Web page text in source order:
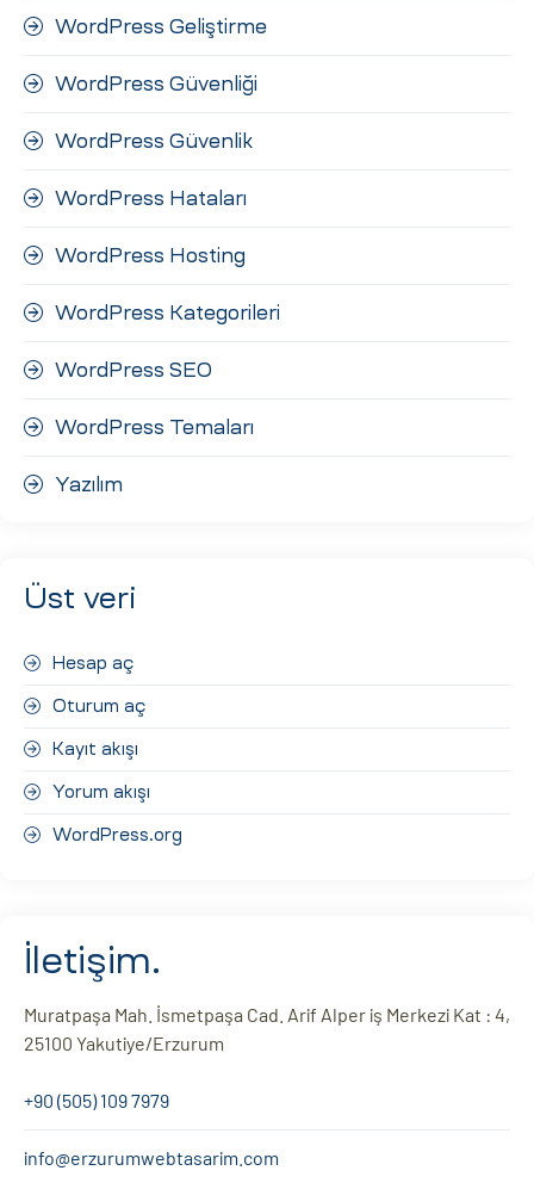
WordPress Geliştirme
WordPress Güvenliği
WordPress Güvenlik
WordPress Hataları
WordPress Hosting
WordPress Kategorileri
WordPress SEO
WordPress Temaları
Yazılım
Üst veri
Hesap aç
Oturum aç
Kayıt akışı
Yorum akışı
WordPress.org
İletişim.
Muratpaşa Mah. İsmetpaşa Cad. Arif Alper iş Merkezi Kat : 4,
25100 Yakutiye/Erzurum
+90 (505) 109 7979
info@erzurumwebtasarim.com